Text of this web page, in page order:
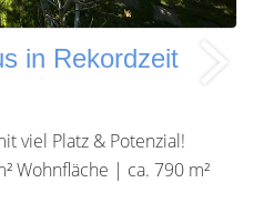
in Rekordzeit
viel Platz & Potenzial!
Wohnfläche | ca. 790 m²